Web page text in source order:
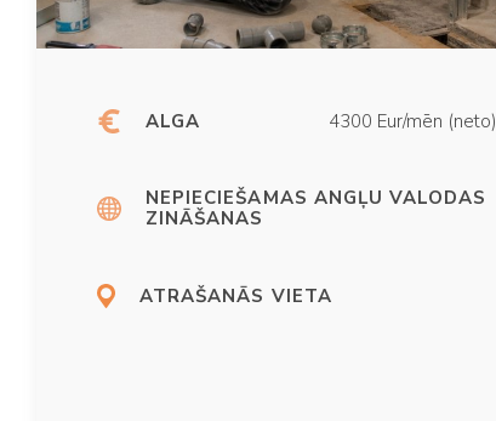
ALGA 4300 Eur/mēn (neto)
NEPIECIEŠAMAS ANGĻU VALODAS
ZINĀŠANAS
ATRAŠANĀS VIETA